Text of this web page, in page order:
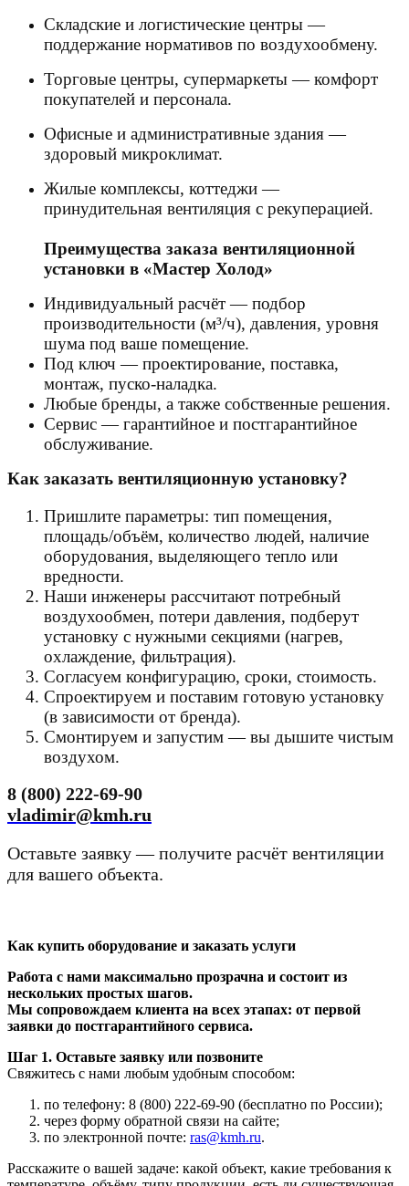
Складские и логистические центры —
поддержание нормативов по воздухообмену.
Торговые центры, супермаркеты — комфорт
покупателей и персонала.
Офисные и административные здания —
здоровый микроклимат.
Жилые комплексы, коттеджи —
принудительная вентиляция с рекуперацией.
Преимущества заказа вентиляционной
установки в «Мастер Холод»
Индивидуальный расчёт — подбор
производительности (м³/ч), давления, уровня
шума под ваше помещение.
Под ключ — проектирование, поставка,
монтаж, пуско-наладка.
Любые бренды, а также собственные решения.
Сервис — гарантийное и постгарантийное
обслуживание.
Как заказать вентиляционную установку?
Пришлите параметры: тип помещения,
площадь/объём, количество людей, наличие
оборудования, выделяющего тепло или
вредности.
Наши инженеры рассчитают потребный
воздухообмен, потери давления, подберут
установку с нужными секциями (нагрев,
охлаждение, фильтрация).
Согласуем конфигурацию, сроки, стоимость.
Спроектируем и поставим готовую установку
(в зависимости от бренда).
Смонтируем и запустим — вы дышите чистым
воздухом.
8 (800) 222-69-90
vladimir@kmh.ru
Оставьте заявку — получите расчёт вентиляции
для вашего объекта.
Как купить оборудование и заказать услуги
Работа с нами максимально прозрачна и состоит из
нескольких простых шагов.
Мы сопровождаем клиента на всех этапах: от первой
заявки до постгарантийного сервиса.
Шаг 1. Оставьте заявку или позвоните
Свяжитесь с нами любым удобным способом:
по телефону: 8 (800) 222-69-90 (бесплатно по России);
через форму обратной связи на сайте;
по электронной почте: ras@kmh.ru.
Расскажите о вашей задаче: какой объект, какие требования к